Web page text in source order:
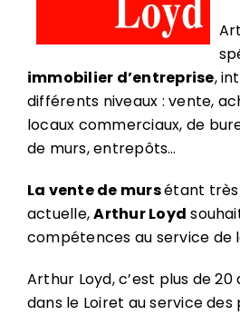
immobilier d’entreprise,
différents niveaux : vente,
locaux commerciaux, de
de murs, entrepôts…
La vente de mursétant très
actuelle,Arthur Loyd
compétences au service de
Arthur Loyd, c’est plus de 20
dans le Loiret au service des